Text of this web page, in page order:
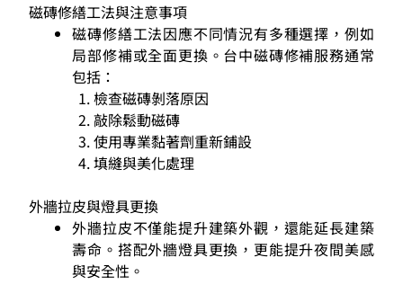
磁磚修繕工法與注意事項
磁磚修繕工法因應不同情況有多種選擇，例如
局部修補或全面更換。台中磁磚修補服務通常
包括：
檢查磁磚剝落原因
敲除鬆動磁磚
使用專業黏著劑重新鋪設
填縫與美化處理
外牆拉皮與燈具更換
外牆拉皮不僅能提升建築外觀，還能延長建築
壽命。搭配外牆燈具更換，更能提升夜間美感
與安全性。